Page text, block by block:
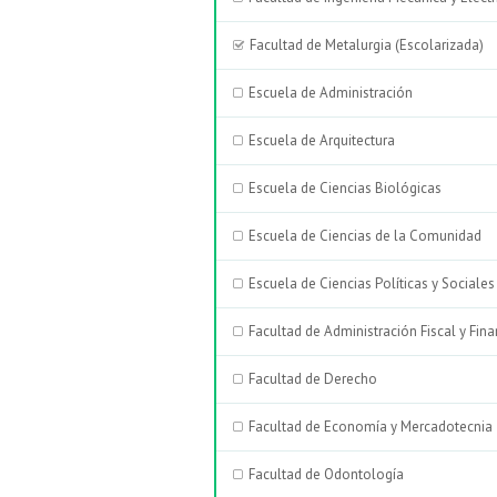
Facultad de Metalurgia (Escolarizada)
Escuela de Administración
Escuela de Arquitectura
Escuela de Ciencias Biológicas
Escuela de Ciencias de la Comunidad
Escuela de Ciencias Políticas y Sociales
Facultad de Administración Fiscal y
Facultad de Derecho
Facultad de Economía y Mercadotecnia
Facultad de Odontología